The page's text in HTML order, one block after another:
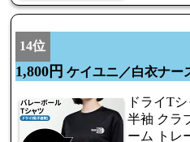
14位
1,800円 ケイユニ／白衣ナー
ドライT
半袖 クラ
ーム トレ